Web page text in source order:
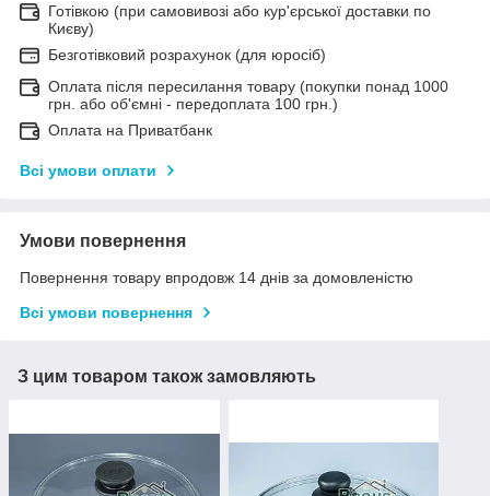
Готівкою (при самовивозі або кур'єрської доставки по
Києву)
Безготівковий розрахунок (для юросіб)
Оплата після пересилання товару (покупки понад 1000
грн. або об'ємні - передоплата 100 грн.)
Оплата на Приватбанк
Всі умови оплати
Умови повернення
Повернення товару впродовж 14 днів за домовленістю
Всі умови повернення
З цим товаром також замовляють